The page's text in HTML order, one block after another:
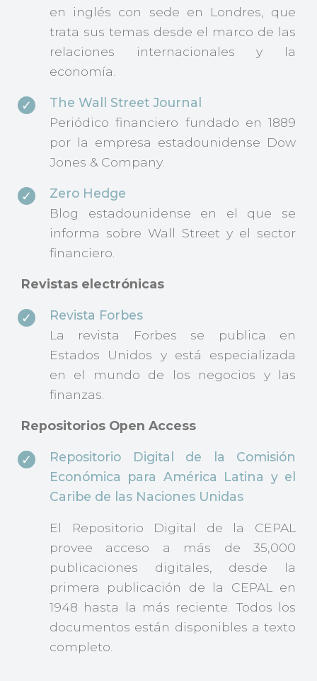
en inglés con sede en Londres, que
trata sus temas desde el marco de las
relaciones internacionales y la
economía.
The Wall Street Journal
Periódico financiero fundado en 1889
por la empresa estadounidense Dow
Jones & Company.
Zero Hedge
Blog estadounidense en el que se
informa sobre Wall Street y el sector
financiero.
Revistas electrónicas
Revista Forbes
La revista Forbes se publica en
Estados Unidos y está especializada
en el mundo de los negocios y las
finanzas.
Repositorios Open Access
Repositorio Digital de la Comisión
Económica para América Latina y el
Caribe de las Naciones Unidas
El Repositorio Digital de la CEPAL
provee acceso a más de 35,000
publicaciones digitales, desde la
primera publicación de la CEPAL en
1948 hasta la más reciente. Todos los
documentos están disponibles a texto
completo.